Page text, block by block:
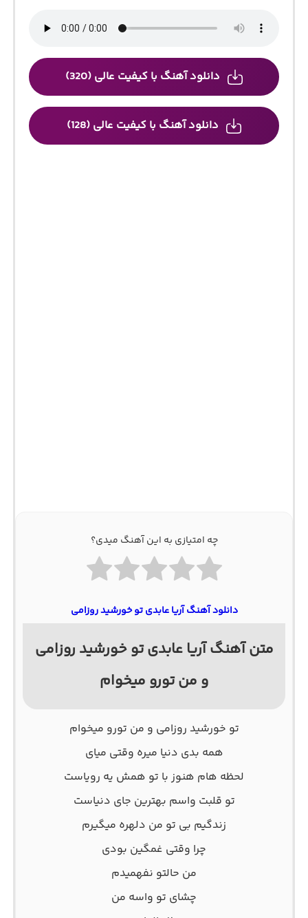
دانلود آهنگ با کیفیت عالی (320)
دانلود آهنگ با کیفیت عالی (128)
چه امتیازی به این آهنگ میدی؟
دانلود آهنگ آریا عابدی تو خورشید روزامی
متن آهنگ آریا عابدی تو خورشید روزامی
و من تورو میخوام
تو خورشید روزامی و من تورو میخوام
همه بدی دنیا میره وقتی میای
لحظه هام هنوز با تو همش یه رویاست
تو قلبت واسم بهترین جای دنیاست
زندگیم بی تو من دلهره میگیرم
چرا وقتی غمگین بودی
من حالتو نفهمیدم
چشای تو واسه من